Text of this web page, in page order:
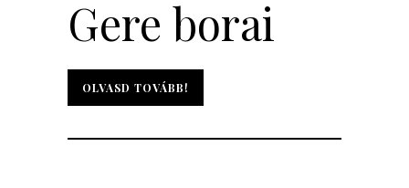
Gere borai
OLVASD TOVÁBB!
OLVASD TOVÁBB!